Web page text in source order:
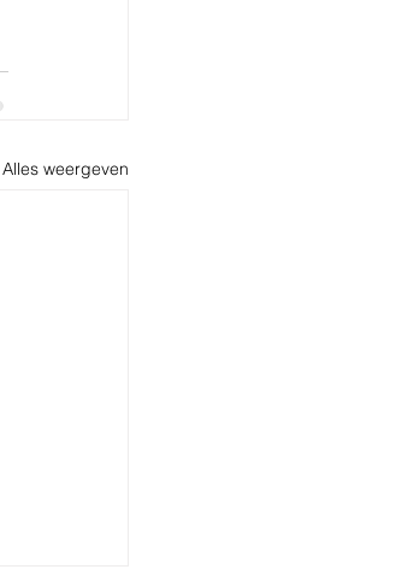
Alles weergeven